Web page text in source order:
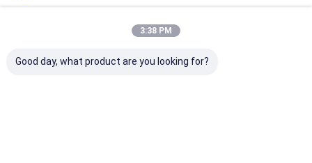
3:38 PM
Good day, what product are you looking for?